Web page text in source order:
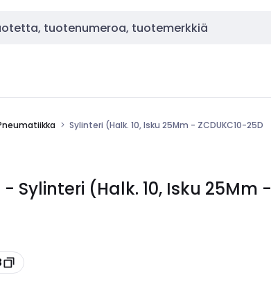
Sylinteri (Halk. 10, Isku 25Mm - ZCDUKC10-25D
- Sylinteri (Halk. 10, Isku 25Mm -